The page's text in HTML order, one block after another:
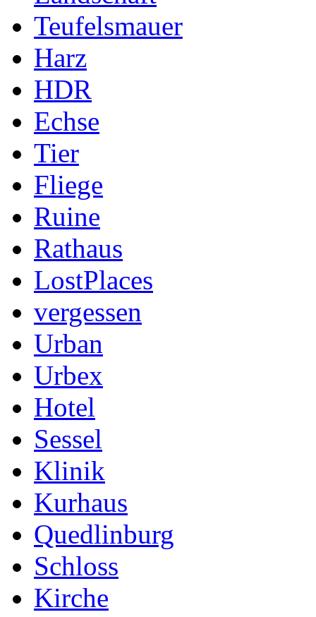
Teufelsmauer
Harz
HDR
Echse
Tier
Fliege
Ruine
Rathaus
LostPlaces
vergessen
Urban
Urbex
Hotel
Sessel
Klinik
Kurhaus
Quedlinburg
Schloss
Kirche